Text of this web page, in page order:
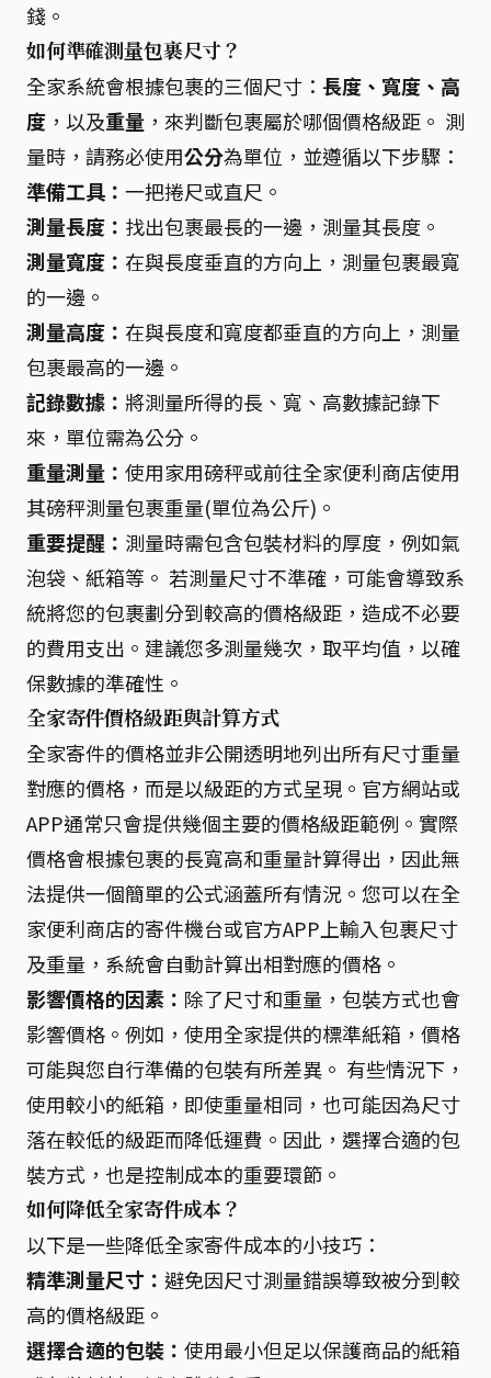
錢。
如何準確測量包裹尺寸？
全家系統會根據包裹的三個尺寸： 長度、寬度、高
度 ，以及重量 ，來判斷包裹屬於哪個價格級距。 測
量時，請務必使用公分為單位，並遵循以下步驟：
準備工具： 一把捲尺或直尺。
測量長度： 找出包裹最長的一邊，測量其長度。
測量寬度： 在與長度垂直的方向上，測量包裹最寬
的一邊。
測量高度： 在與長度和寬度都垂直的方向上，測量
包裹最高的一邊。
記錄數據： 將測量所得的長、寬、高數據記錄下
來，單位需為公分。
重量測量： 使用家用磅秤或前往全家便利商店使用
其磅秤測量包裹重量(單位為公斤)。
重要提醒： 測量時需包含包裝材料的厚度，例如氣
泡袋、紙箱等。 若測量尺寸不準確，可能會導致系
統將您的包裹劃分到較高的價格級距，造成不必要
的費用支出。建議您多測量幾次，取平均值，以確
保數據的準確性。
全家寄件價格級距與計算方式
全家寄件的價格並非公開透明地列出所有尺寸重量
對應的價格，而是以級距的方式呈現。官方網站或
APP通常只會提供幾個主要的價格級距範例。實際
價格會根據包裹的長寬高和重量計算得出，因此無
法提供一個簡單的公式涵蓋所有情況。您可以在全
家便利商店的寄件機台或官方APP上輸入包裹尺寸
及重量，系統會自動計算出相對應的價格。
影響價格的因素： 除了尺寸和重量，包裝方式也會
影響價格。例如，使用全家提供的標準紙箱，價格
可能與您自行準備的包裝有所差異。 有些情況下，
使用較小的紙箱，即使重量相同，也可能因為尺寸
落在較低的級距而降低運費。因此，選擇合適的包
裝方式，也是控制成本的重要環節。
如何降低全家寄件成本？
以下是一些降低全家寄件成本的小技巧：
精準測量尺寸： 避免因尺寸測量錯誤導致被分到較
高的價格級距。
選擇合適的包裝： 使用最小但足以保護商品的紙箱